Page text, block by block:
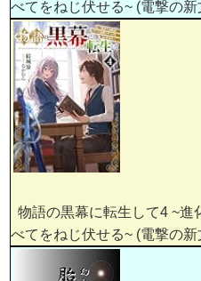
べてをねじ伏せる~ (電撃の新
物語の黒幕に転生して4 ~進
べてをねじ伏せる~ (電撃の新